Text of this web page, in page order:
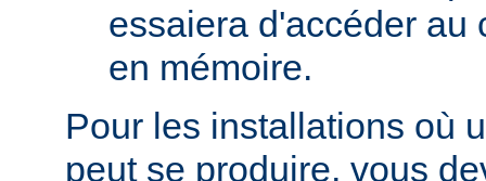
essaiera d'accéder au
en mémoire.
Pour les installations où
peut se produire, vous